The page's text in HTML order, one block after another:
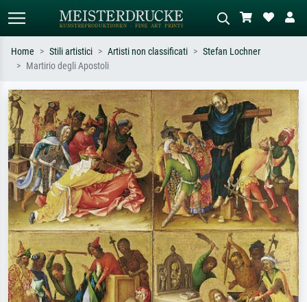
Cerca per artista, titolo o stile – es.
Monet, Notte stellata,
Impressionismo, onda di Hokusai,
nudo.
Descrivi la scena – es. prato verde,
astratto con molto rosso, dipinto a
olio scuro, nudo in piedi vicino a un
albero.
Home Stili artistici Artisti non classificati
Stefan Lochner
Martirio degli Apostoli